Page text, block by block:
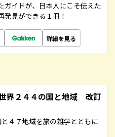
ガイドが、日本人にこそ伝えた
見ができる１冊！
詳細を見る
界２４４の国と地域 改訂
と４７地域を旅の雑学とともに